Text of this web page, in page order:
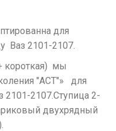
для
Ваз 2101-2107.
короткая) мы
"АСТ"» для
2101-2107.Ступица 2-
двухрядный